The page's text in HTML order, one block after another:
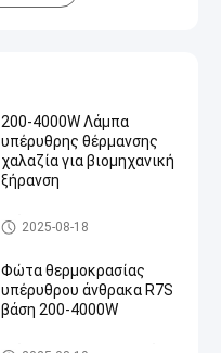
200-4000W Λάμπα
υπέρυθρης θέρμανσης
χαλαζία για βιομηχανική
ξήρανση
Υπέρυθροι λαμπτήρες χαλαζί
α
2025-08-18
Φώτα θερμοκρασίας
υπέρυθρου άνθρακα R7S
βάση 200-4000W